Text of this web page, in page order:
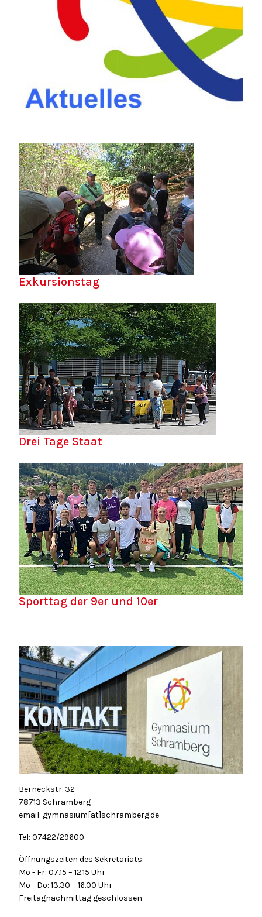
Exkursionstag
Drei Tage Staat
Sporttag der 9er und 10er
Berneckstr. 32
78713 Schramberg
email: gymnasium[at]schramberg.de
Tel: 07422/29600
Öffnungszeiten des Sekretariats:
Mo - Fr: 07.15 – 12.15 Uhr
Mo - Do: 13.30 – 16.00 Uhr
Freitagnachmittag geschlossen